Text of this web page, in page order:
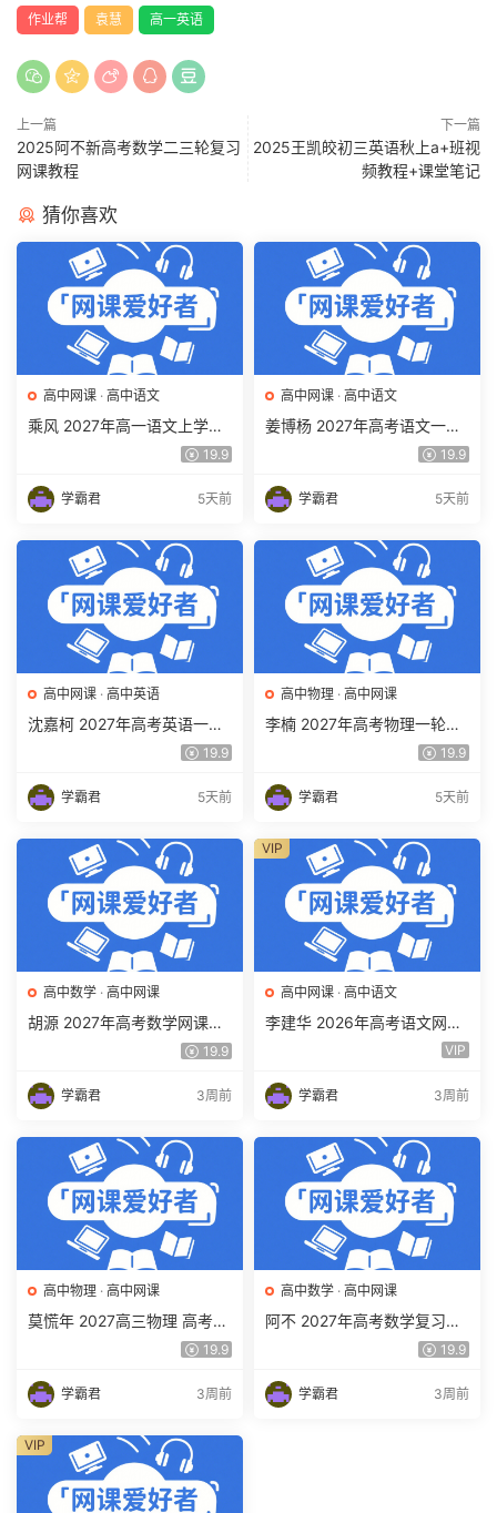
作业帮 袁慧 高一英语
上一篇
2025阿不新高考数学二三轮复习
网课教程
下一篇
2025王凯皎初三英语秋上a+班视
频教程+课堂笔记
猜你喜欢
高中网课 · 高中语文
乘风 2027年高一语文上学期
网课教程 高一语文 暑假班视
19.9
学霸君 5天前
高中网课 · 高中语文
姜博杨 2027年高考语文一轮
复习网课教程 高三语文 上学
下载
19.9
学霸君 5天前
高中网课 · 高中英语
沈嘉柯 2027年高考英语一轮
复习网课教程 高三英语 上学
下载
19.9
学霸君 5天前
高中物理 · 高中网课
李楠 2027年高考物理一轮复
习网课教程 高三物理 上学期
载
19.9
学霸君 5天前
高中数学 · 高中网课
胡源 2027年高考数学网课教
程 高三数学 一轮复习暑假班
19.9
学霸君 3周前
高中网课 · 高中语文
李建华 2026年高考语文网课
教程 高三语文 a+二三轮复习
VIP
学霸君 3周前
VIP
高中物理 · 高中网课
莫慌年 2027高三物理 高考物
19.9
学霸君 3周前
高中数学 · 高中网课
阿不 2027年高考数学复习网
课教程 高三数学 一轮复习视
19.9
学霸君 3周前
VIP